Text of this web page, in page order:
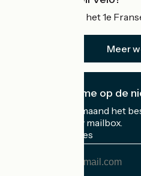
Accueil Vélo is het 1e
Meer
Ik abonneer me op de
Ontvang elke maand het
Frankrijk in uw mailbox.
Mijn e-mailadres